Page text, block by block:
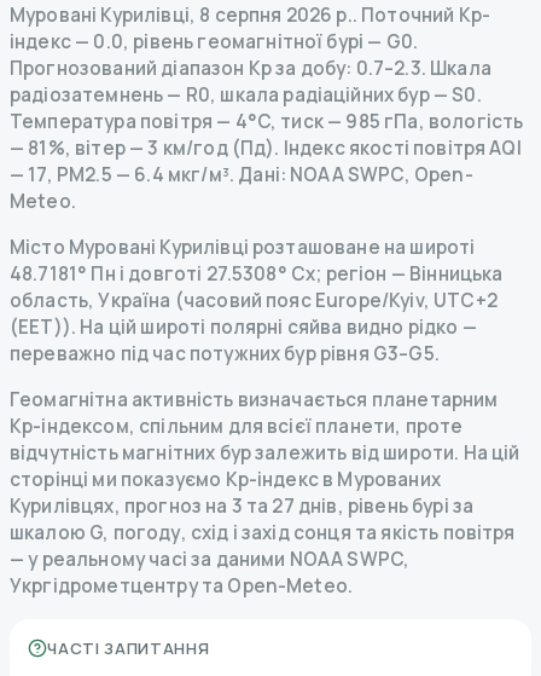
Муровані Курилівці, 8 серпня 2026 р.. Поточний Kp-
індекс— 0.0, рівень геомагнітної бурі — G0.
Прогнозований діапазон Kp за добу: 0.7–2.3. Шкала
радіозатемнень— R0, шкала радіаційних бур— S0.
Температура повітря — 4°C, тиск — 985 гПа, вологість
— 81%, вітер — 3 км/год (Пд). Індекс якості повітря AQI
— 17, PM2.5 — 6.4 мкг/м³. Дані: NOAA SWPC, Open-
Meteo.
Місто Муровані Курилівці розташоване на широті
48.7181° Пн і довготі 27.5308° Сх; регіон — Вінницька
область, Україна (часовий пояс Europe/Kyiv, UTC+2
(EET)). На цій широті полярні сяйва видно рідко —
переважно під час потужних бур рівня G3–G5.
Геомагнітна активність визначається планетарним
Kp-індексом, спільним для всієї планети, проте
відчутність магнітних бур залежить від широти. На цій
сторінці ми показуємо Kp-індекс в Мурованих
Курилівцях, прогноз на 3 та 27 днів, рівень бурі за
шкалою G, погоду, схід і захід сонця та якість повітря
— у реальному часі за даними NOAA SWPC,
Укргідрометцентру та Open-Meteo.
ЧАСТІ ЗАПИТАННЯ